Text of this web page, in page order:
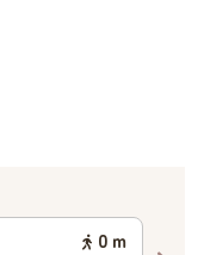
0 ｍ